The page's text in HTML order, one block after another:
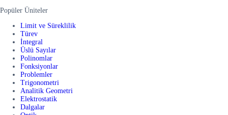
Popüler Üniteler
Limit ve Süreklilik
Türev
İntegral
Üslü Sayılar
Polinomlar
Fonksiyonlar
Problemler
Trigonometri
Analitik Geometri
Elektrostatik
Dalgalar